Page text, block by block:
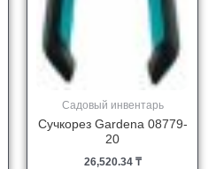
Садовый инвентарь
Сучкорез Gardena 08779-
20
26,520.34 ₸